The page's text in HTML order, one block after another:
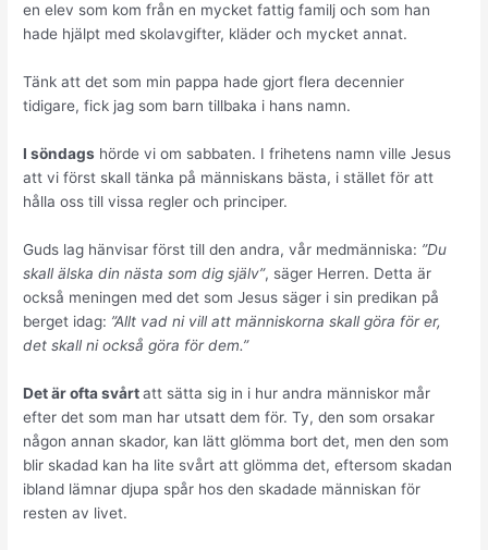
en elev som kom från en mycket fattig familj och som han
hade hjälpt med skolavgifter, kläder och mycket annat.
Tänk att det som min pappa hade gjort flera decennier
tidigare, fick jag som barn tillbaka i hans namn.
I söndags hörde vi om sabbaten. I frihetens namn ville Jesus
att vi först skall tänka på människans bästa, i stället för att
hålla oss till vissa regler och principer.
Guds lag hänvisar först till den andra, vår medmänniska: ”Du
skall älska din nästa som dig själv”, säger Herren. Detta är
också meningen med det som Jesus säger i sin predikan på
berget idag: ”Allt vad ni vill att människorna skall göra för er,
det skall ni också göra för dem.”
Det är ofta svårtatt sätta sig in i hur andra människor mår
efter det som man har utsatt dem för. Ty, den som orsakar
någon annan skador, kan lätt glömma bort det, men den som
blir skadad kan ha lite svårt att glömma det, eftersom skadan
ibland lämnar djupa spår hos den skadade människan för
resten av livet.